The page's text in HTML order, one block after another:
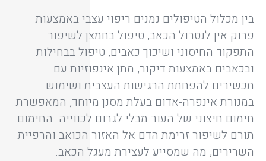
בין מכלול הטיפולים נמנים ריפוי עצבי באמצעות
פרוק אין לנטרול הכאב, טיפול בחמצן לשיפור
התפקוד החיסוני ושיכוך כאבים, טיפול בבחילות
ובכאבים באמצעות דיקור, מתן אינפוזיות עם
תכשירים להפחתת הרגישות העצבית ושימוש
במנורת אינפרה-אדום בעלת מסנן מיוחד, המאפשרת
חימום חיצוני של העור מבלי לגרום לכווייה. החימום
תורם לשיפור זרימת הדם אל האזור הכואב והרפיית
השרירים, מה שמסייע לעצירת מעגל הכאב.